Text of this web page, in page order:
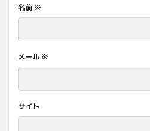
名前 ※
メール ※
サイト